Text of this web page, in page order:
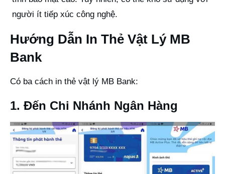
người ít tiếp xúc công nghệ.
Hướng Dẫn In Thẻ Vật Lý MB
Bank
Có ba cách in thẻ vật lý MB Bank:
1. Đến Chi Nhánh Ngân Hàng